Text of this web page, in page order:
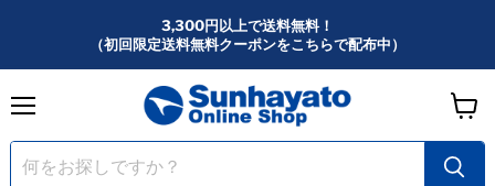
3,300円以上で送料無料！
（初回限定送料無料クーポンをこちらで配布中）
ニ
ュ
ー
ー
ト